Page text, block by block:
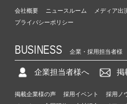
会社概要 ニュースルーム
メディア出
プライバシーポリシー
BUSINESS 企業・採用担当者様
企業担当者様へ 掲
掲載企業様の声 採用イベント 採用ノ